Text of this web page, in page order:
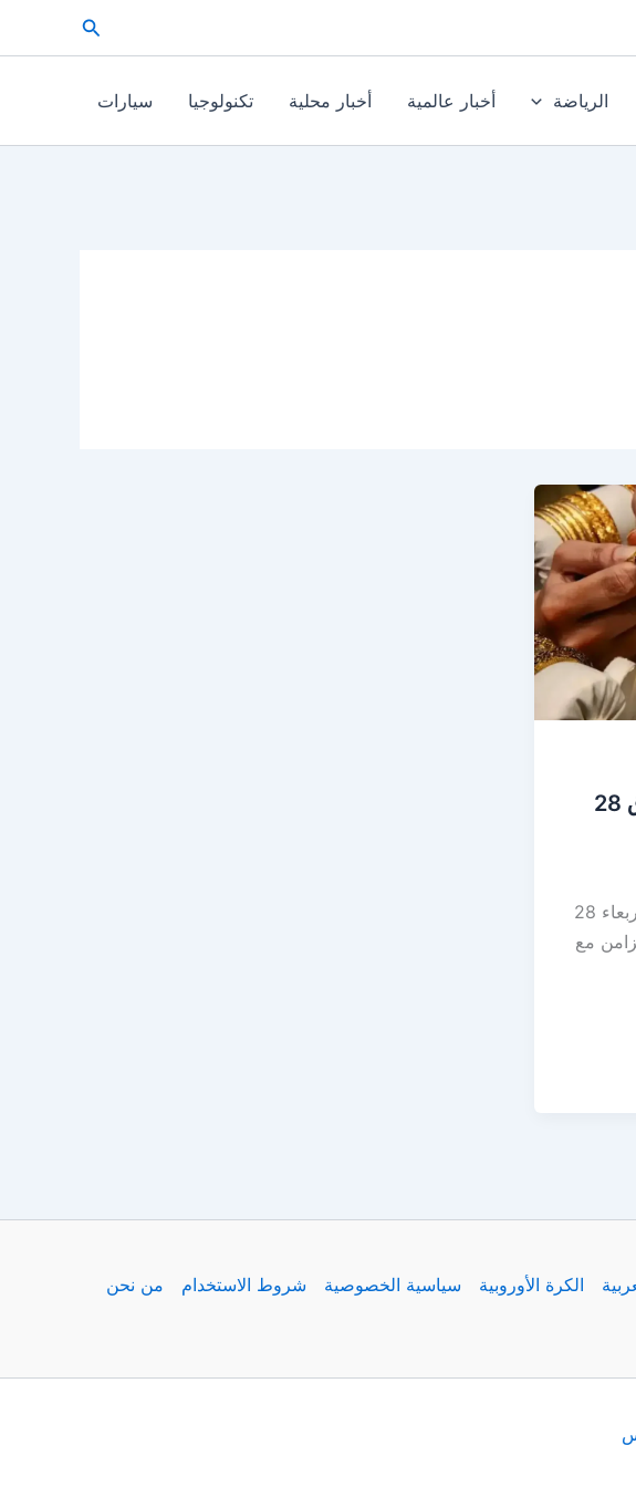
البحث
الرياضة أخبار عالمية أخبار محلية تكنولوجيا سيارات
انخفاض أسعار الذهب في العراق 28
شهدت أسعار الذهب في العراق اليوم الأربعاء 28
مع
الكرة الأوروبية سياسية الخصوصية شروط الاستخدام
من نحن